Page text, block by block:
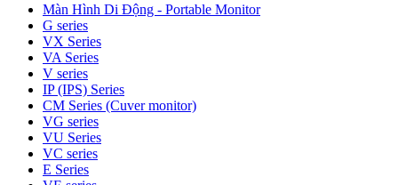
Màn Hình Di Động - Portable Monitor
G series
VX Series
VA Series
V series
IP (IPS) Series
CM Series (Cuver monitor)
VG series
VU Series
VC series
E Series